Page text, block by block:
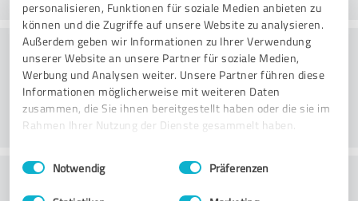
personalisieren, Funktionen für soziale Medien anbieten zu
können und die Zugriffe auf unsere Website zu analysieren.
Außerdem geben wir Informationen zu Ihrer Verwendung
unserer Website an unsere Partner für soziale Medien,
Werbung und Analysen weiter. Unsere Partner führen diese
Informationen möglicherweise mit weiteren Daten
zusammen, die Sie ihnen bereitgestellt haben oder die sie im
Rahmen Ihrer Nutzung der Dienste gesammelt haben.
Impressum Datenschutzbestimmungen
Einwilligungsauswahl
Notwendig Präferenzen
Väärtus
Klienditeenindus